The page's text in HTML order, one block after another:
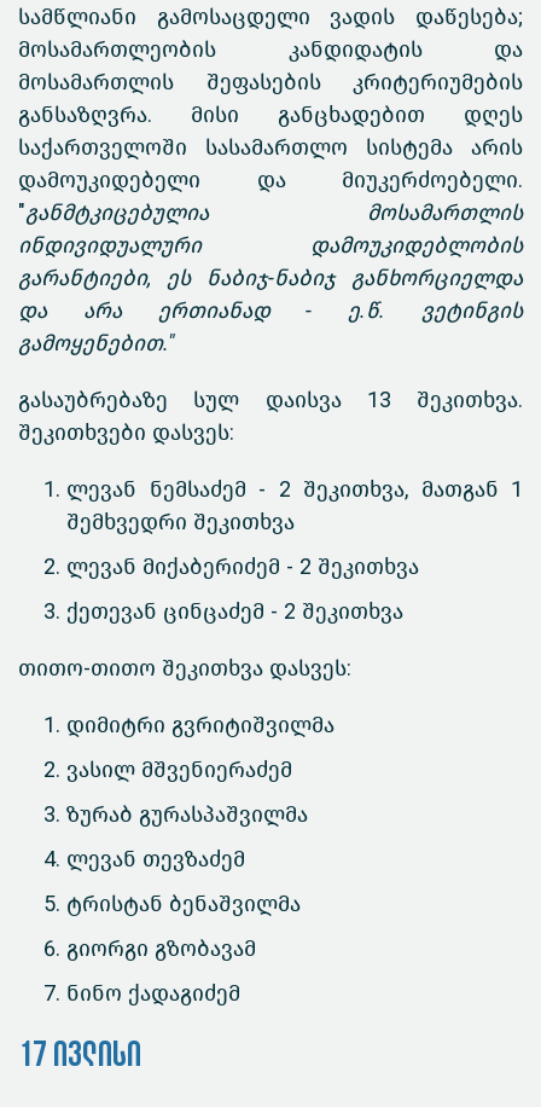
სამწლიანი გამოსაცდელი ვადის დაწესება;
მოსამართლეობის კანდიდატის და
მოსამართლის შეფასების კრიტერიუმების
განსაზღვრა. მისი განცხადებით დღეს
საქართველოში სასამართლო სისტემა არის
დამოუკიდებელი და მიუკერძოებელი.
"განმტკიცებულია მოსამართლის
ინდივიდუალური დამოუკიდებლობის
გარანტიები, ეს ნაბიჯ-ნაბიჯ განხორციელდა
და არა ერთიანად - ე.წ. ვეტინგის
გამოყენებით."
გასაუბრებაზე სულ დაისვა 13 შეკითხვა.
შეკითხვები დასვეს:
ლევან ნემსაძემ - 2 შეკითხვა, მათგან 1
შემხვედრი შეკითხვა
ლევან მიქაბერიძემ - 2 შეკითხვა
ქეთევან ცინცაძემ - 2 შეკითხვა
თითო-თითო შეკითხვა დასვეს:
დიმიტრი გვრიტიშვილმა
ვასილ მშვენიერაძემ
ზურაბ გურასპაშვილმა
ლევან თევზაძემ
ტრისტან ბენაშვილმა
გიორგი გზობავამ
ნინო ქადაგიძემ
17 ივლისი